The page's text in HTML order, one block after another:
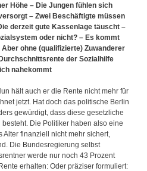
Höhe – Die Jungen fühlen sich
– Zwei Beschäftigte müssen
derzeit gute Kassenlage täuscht –
oder nicht? – Es kommt
ohne (qualifizierte) Zuwanderer
der Sozialhilfe
nahekommt
hält auch er die Rente nicht mehr für
jetzt. Hat doch das politische Berlin
gewürdigt, dass diese gesetzliche
Die Politiker haben also eine
Alter finanziell nicht mehr sichert,
Die Bundesregierung selbst
werde nur noch 43 Prozent
erhalten: Oder präziser formuliert: